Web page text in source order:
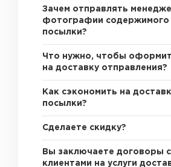
Зачем отправлять
фотографии содержимого
посылки?
Что нужно, чтобы
на доставку отправления?
Как сэкономить на
посылки?
Сделаете скидку?
Вы заключаете договоры с
клиентами на услуги